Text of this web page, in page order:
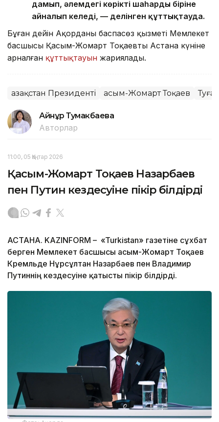
дамып, әлемдегі көрікті шаһардың біріне
айналып келеді, — делінген құттықтауда.
Бұған дейін Ақорданың баспасөз қызметі Мемлекет
басшысы Қасым-Жомарт Тоқаевтың Астана күніне
арналған құттықтауын жариялады.
Қазақстан Президенті Қасым-Жомарт Тоқаев
Айнұр Тумакбаева
Авторлар
11:00, 05 Қаңтар 2026
Қасым-Жомарт Тоқаев Назарбаев
пен Путин кездесуіне пікір білдірді
АСТАНА. KAZINFORM – «Turkistan» газетіне сұхбат
берген Мемлекет басшысы Қасым-Жомарт Тоқаев
Кремльде Нұрсұлтан Назарбаев пен Владимир
Путиннің кездесуіне қатысты пікір білдірді.